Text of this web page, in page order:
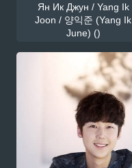
Ян Ик Джун / Yang Ik
Joon / 양익준 (Yang Ik
June) ()